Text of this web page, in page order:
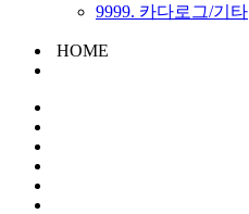
9999. 카다로그/기타
HOME